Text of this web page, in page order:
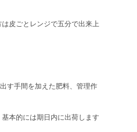
皮ごとレンジで五分で出来上
す手間を加えた肥料、管理作
本的には期日内に出荷します